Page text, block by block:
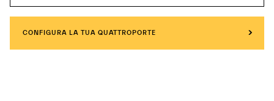
CONFIGURA LA TUA QUATTROPORTE